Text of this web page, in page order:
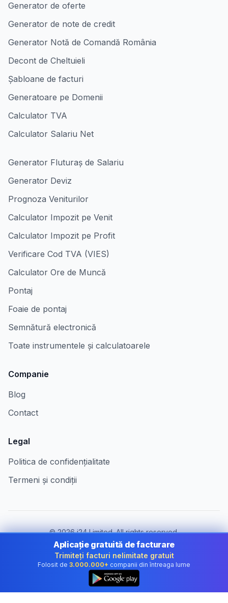
Generator de oferte
Generator de note de credit
Generator Notă de Comandă România
Decont de Cheltuieli
Șabloane de facturi
Generatoare pe Domenii
Calculator TVA
Calculator Salariu Net
Generator Fluturaș de Salariu
Generator Deviz
Prognoza Veniturilor
Calculator Impozit pe Venit
Calculator Impozit pe Profit
Verificare Cod TVA (VIES)
Calculator Ore de Muncă
Pontaj
Foaie de pontaj
Semnătură electronică
Toate instrumentele și calculatoarele
Companie
Blog
Contact
Legal
Politica de confidențialitate
Termeni și condiții
©2026i24 Limited. All rights reserved.
Pentru companii în Romania
Schimbă țara:
Romania
Aplicație gratuită de facturare
Trimiteți facturi nelimitate gratuit
Folosit de 3.000.000+ companii din întreaga lume